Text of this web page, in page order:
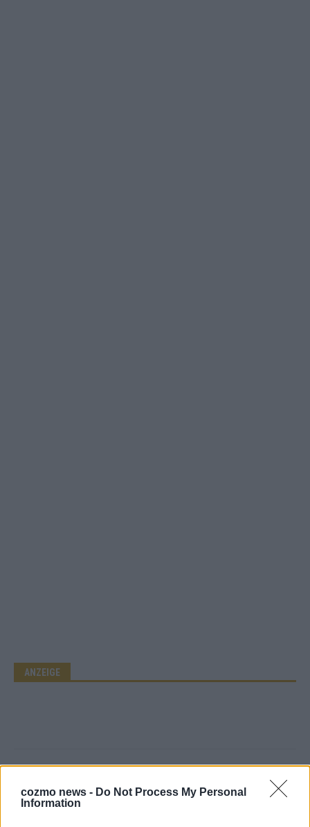
cozmo news - Do Not Process My Personal
Information
ANZEIGE